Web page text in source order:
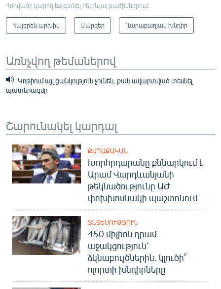
Հոդվածը կարող եք գտնել հետևյալ բաժիններում
Հայերեն արխիվ Մարզեր Ղարաբաղյան խնդիր
Առնչվող թեմաներով
Կոթիում այլ ցանկություն չունեն, քան ավարտված տեսնել
պատերազմը
Շարունակել կարդալ
ՔԱՂԱՔԱԿԱՆ
Խորհրդարանը քննարկում է
Արամ Վարդևանյանի
թեկնածությունը ԱԺ
փոխխոսնակի պաշտոնում
ՏՆՏԵՍՈՒԹՅՈՒՆ
450 միլիոն դրամ
աջակցություն՝
ձկնաբույծներին. կլուծի՞
ոլորտի խնդիրները